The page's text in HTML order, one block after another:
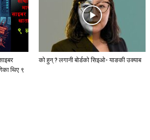
थिए ९
को हुन् ? लगानी बोर्डको सिइओ- याङकी उक्याब